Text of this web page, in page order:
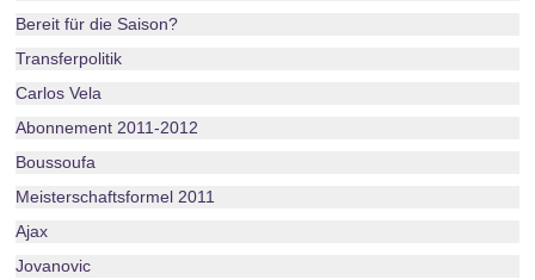
Bereit für die Saison?
Transferpolitik
Carlos Vela
Abonnement 2011-2012
Boussoufa
Meisterschaftsformel 2011
Ajax
Jovanovic